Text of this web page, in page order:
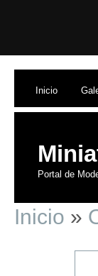
Inicio
Portal de
Inicio »